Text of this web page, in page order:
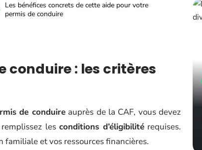
Les bénéfices concrets de cette aide pour votre
permis de conduire
conduire : les critères
de conduireauprès de la CAF, vous devez
les conditions d’éligibilitérequises.
et vos ressources financières.